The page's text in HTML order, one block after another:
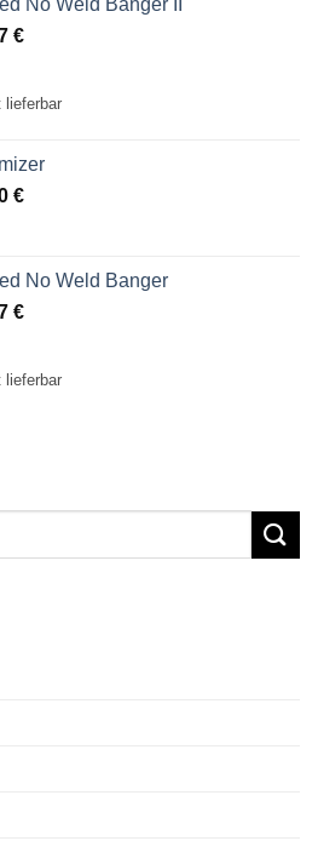
€
€Aktueller
48,77 €.
lieferbar
€
€Aktueller
15,00 €.
No Weld Banger
€
€Aktueller
48,77 €.
lieferbar